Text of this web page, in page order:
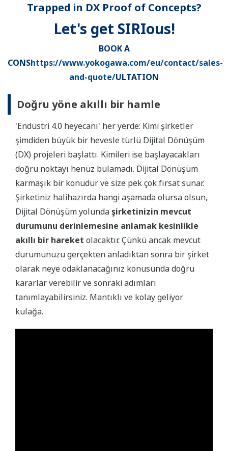
Trapped in DX Proof of Concepts?
Let's get SIRIous!
BOOK A
CONShttps://www.yokogawa.com/eu/contact/sales-
and-quote/ULTATION
Doğru yöne akıllı bir hamle
'Endüstri 4.0 heyecanı' her yerde: Kimi şirketler
şimdiden büyük bir hevesle türlü Dijital Dönüşüm
(DX) projeleri başlattı. Kimileri ise başlayacakları
doğru noktayı henüz bulamadı. Dijital Dönüşüm
karmaşık bir konudur ve size pek çok fırsat sunar.
Şirketiniz halihazırda hangi aşamada olursa olsun,
Dijital Dönüşüm yolundaşirketinizin mevcut
durumunu derinlemesine anlamak kesinlikle
akıllı bir hareket olacaktır. Çünkü ancak mevcut
durumunuzu gerçekten anladıktan sonra bir şirket
olarak neye odaklanacağınız konusunda doğru
kararlar verebilir ve sonraki adımları
tanımlayabilirsiniz. Mantıklı ve kolay geliyor
kulağa.